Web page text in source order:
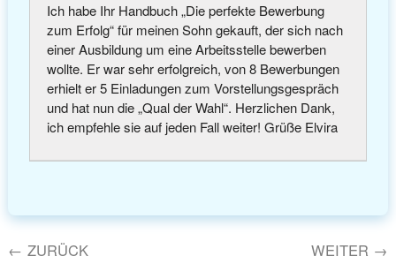
Ich habe Ihr Handbuch „Die perfekte Bewerbung
zum Erfolg“ für meinen Sohn gekauft, der sich nach
einer Ausbildung um eine Arbeitsstelle bewerben
wollte. Er war sehr erfolgreich, von 8 Bewerbungen
erhielt er 5 Einladungen zum Vorstellungsgespräch
und hat nun die „Qual der Wahl“. Herzlichen Dank,
ich empfehle sie auf jeden Fall weiter! Grüße Elvira
← ZURÜCK WEITER →